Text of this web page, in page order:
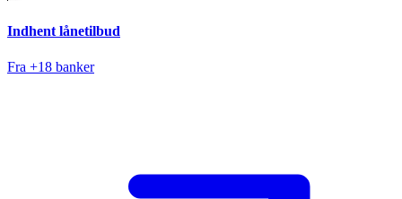
Indhent lånetilbud
Fra +18 banker